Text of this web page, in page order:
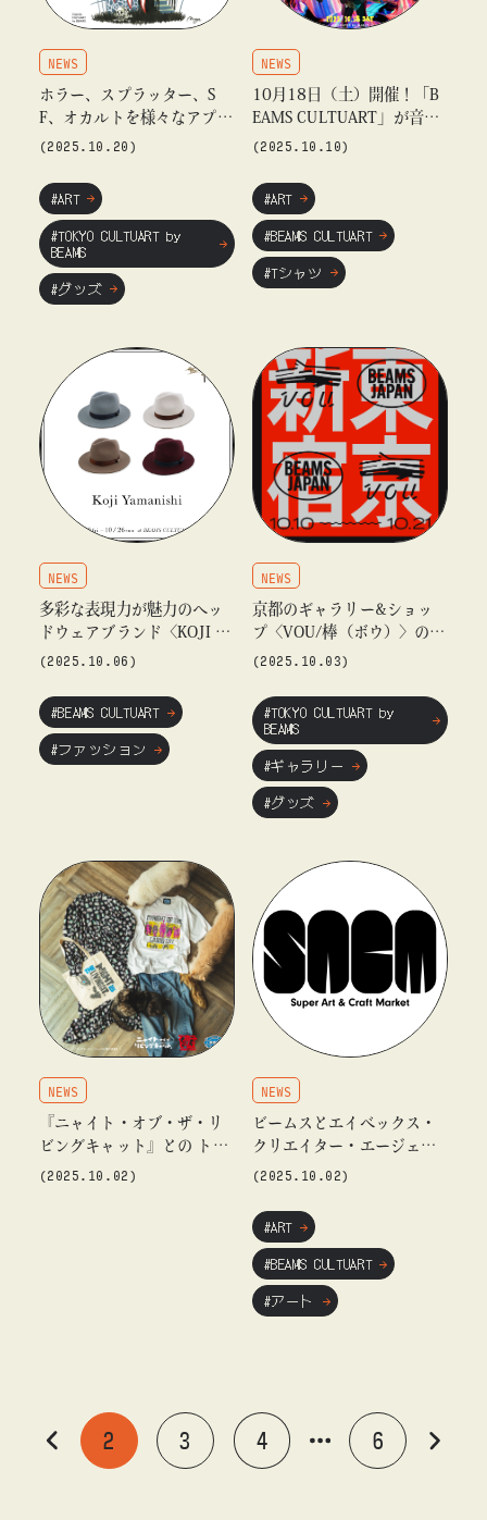
NEWS
ホラー、スプラッター、S
F、オカルトを様々なアプロ
ーチで表現するPOP UP「H
ぶりに「ビームス ジャパ
ン」（新宿） 4階で開催
(2025.10.20)
#ART
#TOKYO CULTUART by
BEAMS
#グッズ
NEWS
10月18日（土）開催！「B
EAMS CULTUART」が音楽
×映像の祭典『MARGT ISL
ト。“架空の企業”をテーマに
した限定販売のオフィシャ
ルコラボTシャツも登場
(2025.10.10)
#ART
#BEAMS CULTUART
#Tシャツ
NEWS
多彩な表現力が魅力のヘッ
ドウェアブランド〈KOJI YA
MANISHI〉のポップアップ
チャート 高輪」で開催
(2025.10.06)
#BEAMS CULTUART
#ファッション
NEWS
京都のギャラリー&ショッ
プ〈VOU/棒（ボウ）〉のP
OP UP SHOPを「ビームス
催
(2025.10.03)
#TOKYO CULTUART by
BEAMS
#ギャラリー
#グッズ
NEWS
『ニャイト・オブ・ザ・リ
ビングキャット』との トリ
プルコラボレーションを10
(2025.10.02)
NEWS
ビームスとエイベックス・
クリエイター・エージェン
シーが共同で新マーケット
RKET』を立ち上げ
(2025.10.02)
#ART
#BEAMS CULTUART
#アート
2 3 4 6